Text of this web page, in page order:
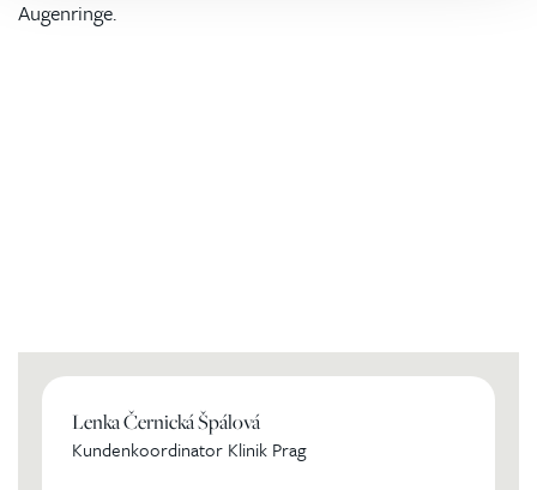
Augenringe.
Lenka Černická Špálová
Kundenkoordinator Klinik Prag